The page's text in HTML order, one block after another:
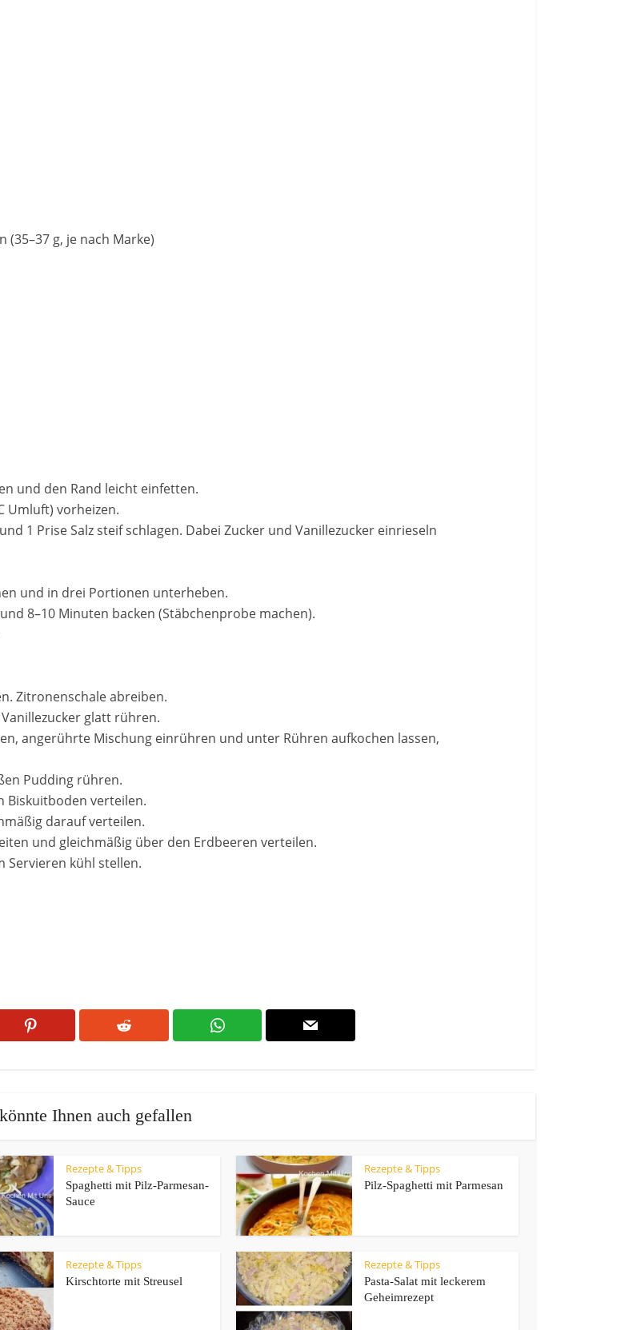
g, je nach Marke)
und den Rand leicht einfetten.
Umluft) vorheizen.
1 Prise Salz steif schlagen. Dabei Zucker und Vanillezucker einrieseln
und in drei Portionen unterheben.
8–10 Minuten backen (Stäbchenprobe machen).
Zitronenschale abreiben.
glatt rühren.
angerührte Mischung einrühren und unter Rühren aufkochen lassen,
Pudding rühren.
Biskuitboden verteilen.
darauf verteilen.
und gleichmäßig über den Erdbeeren verteilen.
Servieren kühl stellen.
Ihnen auch gefallen
Rezepte & Tipps
Spaghetti mit Pilz-Parmesan-
Sauce
Rezepte & Tipps
Pilz-Spaghetti mit Parmesan
Rezepte & Tipps
Kirschtorte mit Streusel
Rezepte & Tipps
Pasta-Salat mit leckerem
Geheimrezept